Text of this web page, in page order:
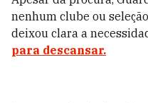
nenhum clube ou
deixou clara a
para descansar.